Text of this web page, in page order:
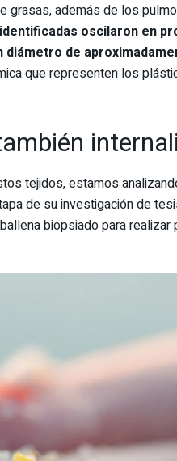
además de los
oscilaron en
de
que representen los
tejidos, estamos
de su investigación de
biopsiado para